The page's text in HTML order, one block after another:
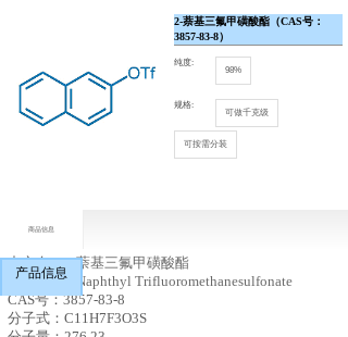
2-萘基三氟甲磺酸酯（CAS号：
3857-83-8）
纯度:
98%
规格:
可做千克级
可按需分装
商品信息
中文名：2-萘基三氟甲磺酸酯
英文名：2-Naphthyl Trifluoromethanesulfonate
CAS号：3857-83-8
分子式：C11H7F3O3S
产品信息